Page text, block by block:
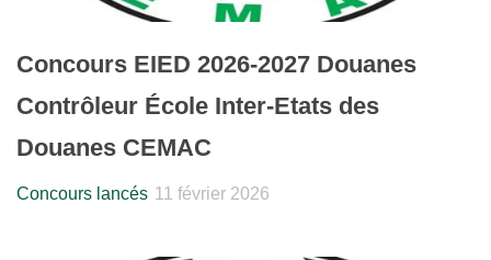
Concours EIED 2026-2027 Douanes
Contrôleur École Inter-Etats des
Douanes CEMAC
Concours lancés 11 février 2026